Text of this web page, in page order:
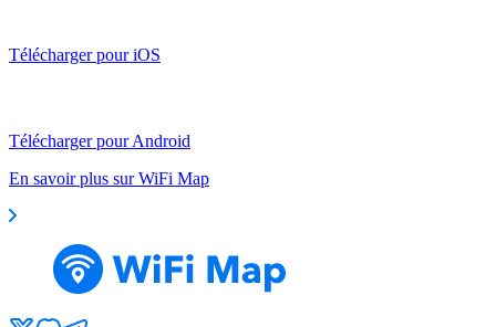
Télécharger pour iOS
Télécharger pour Android
En savoir plus sur WiFi Map